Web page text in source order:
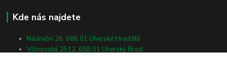
Kde nás najdete
Nádražní 26, 686 01 Uherské Hradiště
Vlčnovská 2512, 688 01 Uherský Brod